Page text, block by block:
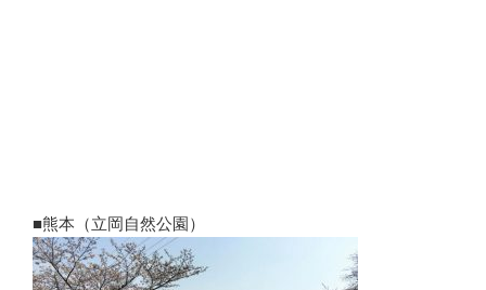
■熊本（立岡自然公園）